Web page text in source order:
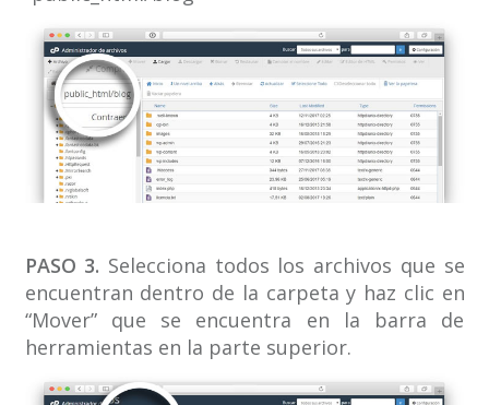
PASO 3. Selecciona todos los archivos que se
encuentran dentro de la carpeta y haz clic en
“Mover” que se encuentra en la barra de
herramientas en la parte superior.